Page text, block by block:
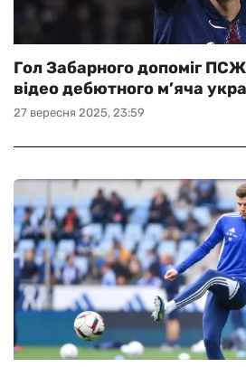
27 вересня 2025, 23:59
Гол Забарного допоміг
відео дебютного м’яча